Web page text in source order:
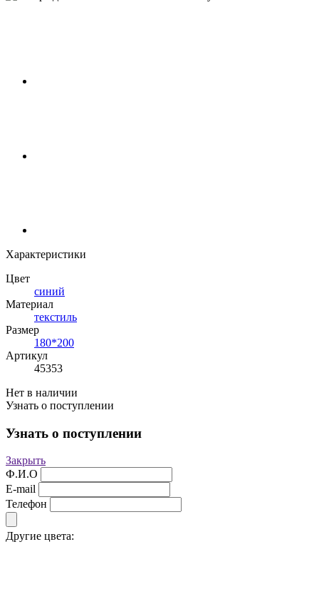
Характеристики
Цвет
синий
Материал
текстиль
Размер
180*200
Артикул
45353
Нет в наличии
Узнать о поступлении
Узнать о поступлении
Закрыть
Ф.И.О
E-mail
Телефон
Другие цвета: